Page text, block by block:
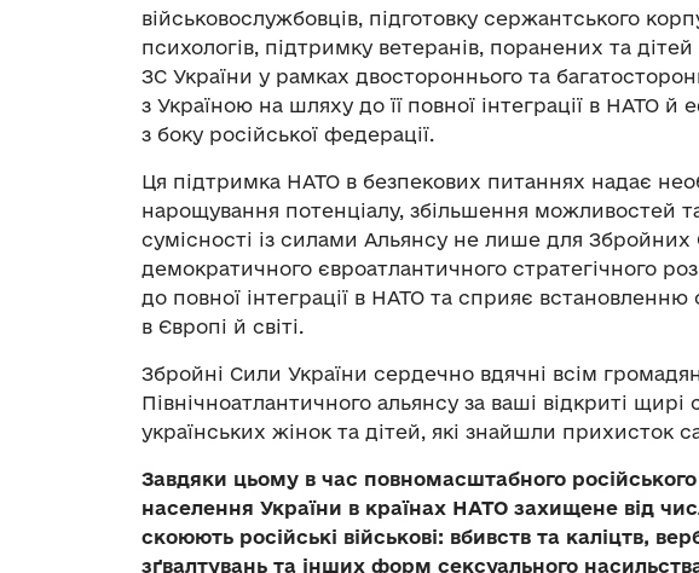
військовослужбовців, підготовку сержантського
психологів, підтримку ветеранів, поранених та
ЗС України у рамках двостороннього та
з Україною на шляху до її повної інтеграції в НАТО й
з боку російської федерації.
Ця підтримка НАТО в безпекових питаннях надає
нарощування потенціалу, збільшення можливостей
сумісності із силами Альянсу не лише для Збройних
демократичного євроатлантичного стратегічного
до повної інтеграції в НАТО та сприяє встановленню
в Європі й світі.
Збройні Сили України сердечно вдячні всім
Північноатлантичного альянсу за ваші відкриті
українських жінок та дітей, які знайшли прихисток
Завдяки цьому в час повномасштабного
населення України в країнах НАТО захищене від
скоюють російські військові: вбивств та каліцтв,
зґвалтувань та інших форм сексуального